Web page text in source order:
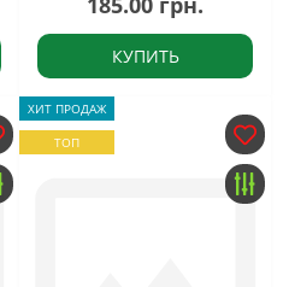
КУПИТЬ
ХИТ ПРОДАЖ
ТОП